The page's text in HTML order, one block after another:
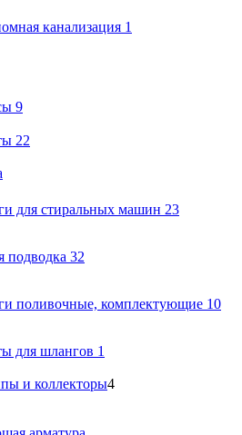
канализация 1
9
22
для стиральных машин 23
подводка 32
поливочные, комплектующие 10
для шлангов 1
и коллекторы4